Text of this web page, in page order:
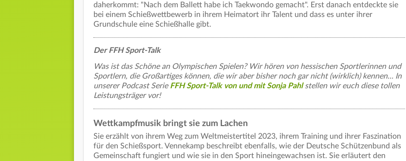
daherkommt: "Nach dem Ballett habe ich Taekwondo gemacht". Erst danach entdeckte sie
bei einem Schießwettbewerb in ihrem Heimatort ihr Talent und dass es unter ihrer
Grundschule eine Schießhalle gibt.
Der FFH Sport-Talk
Was ist das Schöne an Olympischen Spielen? Wir hören von hessischen Sportlerinnen und
Sportlern, die Großartiges können, die wir aber bisher noch gar nicht (wirklich) kennen… In
unserer Podcast Serie FFH Sport-Talk von und mit Sonja Pahlstellen wir euch diese tollen
Leistungsträger vor!
Wettkampfmusik bringt sie zum Lachen
Sie erzählt von ihrem Weg zum Weltmeistertitel 2023, ihrem Training und ihrer Faszination
für den Schießsport. Vennekamp beschreibt ebenfalls, wie der Deutsche Schützenbund als
Gemeinschaft fungiert und wie sie in den Sport hineingewachsen ist. Sie erläutert den